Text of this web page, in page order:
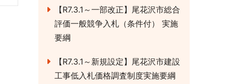
【R7.3.1～一部改正】尾花沢市総合
評価一般競争入札（条件付） 実施
要綱
【R7.3.1～新規設定】尾花沢市建設
工事低入札価格調査制度実施要綱